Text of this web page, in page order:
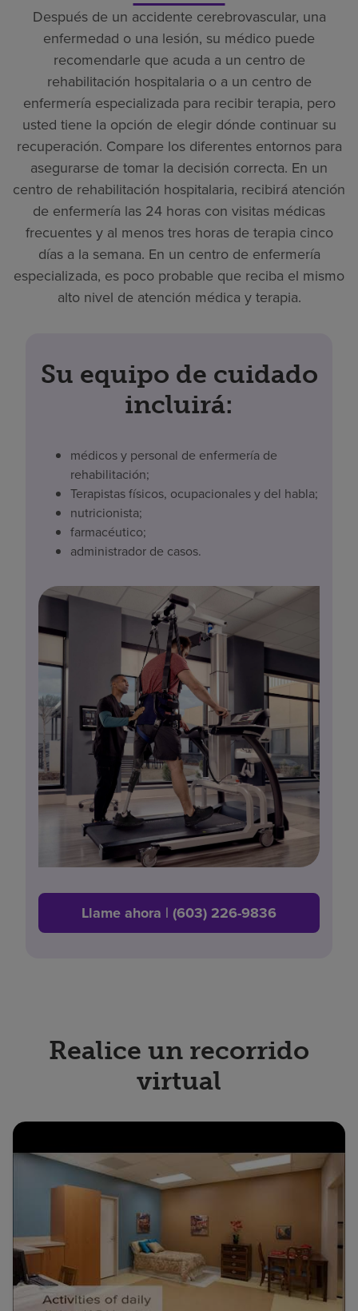
Después de un accidente cerebrovascular, una
enfermedad o una lesión, su médico puede
recomendarle que acuda a un centro de
rehabilitación hospitalaria o a un centro de
enfermería especializada para recibir terapia, pero
usted tiene la opción de elegir dónde continuar su
recuperación. Compare los diferentes entornos para
asegurarse de tomar la decisión correcta. En un
centro de rehabilitación hospitalaria, recibirá atención
de enfermería las 24 horas con visitas médicas
frecuentes y al menos tres horas de terapia cinco
días a la semana. En un centro de enfermería
especializada, es poco probable que reciba el mismo
alto nivel de atención médica y terapia.
Su equipo de cuidado
incluirá:
médicos y personal de enfermería de
rehabilitación;
Terapistas físicos, ocupacionales y del habla;
nutricionista;
farmacéutico;
administrador de casos.
Llame ahora | (603) 226-9836
Realice un recorrido
virtual